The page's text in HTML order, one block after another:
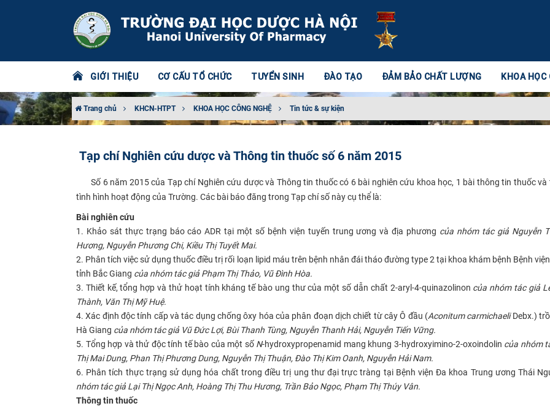
GIỚI THIỆU CƠ CẤU TỔ CHỨC TUYỂN SINH ĐÀO TẠO ĐẢM BẢO CHẤT LƯỢNG KHOA HỌC
Trang chủ KHCN-HTPT KHOA HỌC CÔNG NGHỆ Tin tức & sự kiện
Tạp chí Nghiên cứu dược và Thông tin thuốc số 6 năm 2015
​Số 6 năm 2015 của Tạp chí Nghiên cứu dược và Thông tin thuốc có 6 bài nghiên cứu khoa học, 1 bài thông tin thuốc và
tình hình hoạt động của Trường. Các bài báo đăng trong Tạp chí số này cụ thể là: ​
Bài nghiên cứu​
1. Khảo sát thực trạng báo cáo ADR tại một số bệnh viện tuyến trung ương và địa phương của nhóm tác giả Nguyễn
Hương, Nguyễn Phương Chi, Kiều Thị Tuyết Mai.
2. Phân tích việc sử dụng thuốc điều trị rối loạn lipid máu trên bệnh nhân đái tháo đường type 2 tại khoa khám bệnh Bệnh
tỉnh Bắc Giang của nhóm tác giả Phạm Thị Thảo, Vũ Đình Hòa.
3. Thiết kế, tổng hợp và thử hoạt tính kháng tế bào ung thư của một số dẫn chất 2-aryl-4-quinazolinon của nhóm tác giả
Thành, Văn Thị Mỹ Huệ.
4. Xác định độc tính cấp và tác dụng chống ôxy hóa của phân đoạn dịch chiết từ cây Ô đầu (Aconitum carmichaeliDebx.)
Hà Giang của nhóm tác giả Vũ Đức Lợi, Bùi Thanh Tùng, Nguyễn Thanh Hải, Nguyễn Tiến Vững.
5. Tổng hợp và thử độc tính tế bào của một số N-hydroxypropenamid mang khung 3-hydroxyimino-2-oxoindolin của nhóm
Thị Mai Dung, Phan Thị Phương Dung, Nguyễn Thị Thuận, Đào Thị Kim Oanh, Nguyễn Hải Nam.
6. Phân tích thực trạng sử dụng hóa chất trong điều trị ung thư đại trực tràng tại Bệnh viện Đa khoa Trung ương Thái
nhóm tác giả Lại Thị Ngọc Anh, Hoàng Thị Thu Hương, Trần Bảo Ngọc, Phạm Thị Thúy Vân.
Thông tin thuốc